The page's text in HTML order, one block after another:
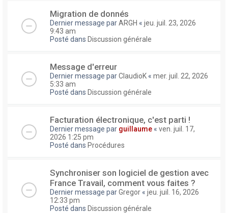
Migration de donnés
Dernier message parARGH « jeu. juil. 23, 2026
9:43 am
Posté dans Discussion générale
Message d'erreur
Dernier message parClaudioK « mer. juil. 22, 2026
5:33 am
Posté dans Discussion générale
Facturation électronique, c'est parti !
Dernier message par guillaume « ven. juil. 17,
2026 1:25 pm
Posté dans Procédures
Synchroniser son logiciel de gestion avec
France Travail, comment vous faites ?
Dernier message parGregor « jeu. juil. 16, 2026
12:33 pm
Posté dans Discussion générale